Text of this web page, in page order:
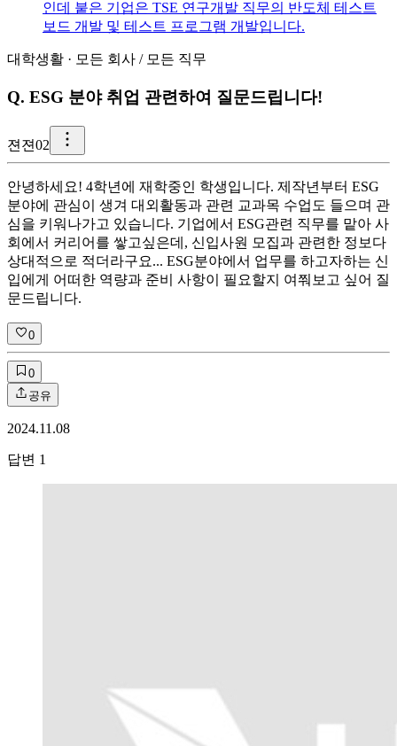
인데 붙은 기업은 TSE 연구개발 직무의 반도체 테스트
보드 개발 및 테스트 프로그램 개발입니다.
대학생활 · 모든 회사 / 모든 직무
Q. ESG 분야 취업 관련하여 질문드립니다!
젼 젼02
안녕하세요! 4학년에 재학중인 학생입니다. 제작년부터 ESG
분야에 관심이 생겨 대외활동과 관련 교과목 수업도 들으며 관
심을 키워나가고 있습니다. 기업에서 ESG관련 직무를 맡아 사
회에서 커리어를 쌓고싶은데, 신입사원 모집과 관련한 정보다
상대적으로 적더라구요... ESG분야에서 업무를 하고자하는 신
입에게 어떠한 역량과 준비 사항이 필요할지 여쭤보고 싶어 질
문드립니다.
0
0
공유
2024.11.08
답변 1